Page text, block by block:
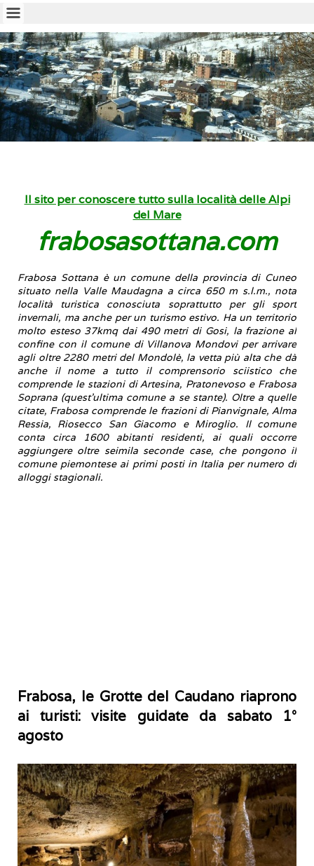
Il sito per conoscere tutto sulla località delle Alpi
del Mare
frabosasottana.com
Frabosa Sottanaè un comune della provincia di Cuneo
situato nella Valle Maudagna a circa 650 m s.l.m., nota
località turistica conosciuta soprattutto per gli sport
invernali, ma anche per un turismo estivo. Ha un territorio
molto esteso 37kmq dai 490 metri di Gosi, la frazione al
confine con il comune di Villanova Mondovi per arrivare
agli oltre 2280 metri del Mondolè, la vetta più alta che dà
anche il nome a tutto il comprensorio sciistico che
comprende le stazioni di Artesina, Pratonevoso e Frabosa
Soprana (quest'ultima comune a se stante). Oltre a quelle
citate, Frabosa comprende le frazioni di Pianvignale, Alma
Ressia, Riosecco San Giacomo e Miroglio. Il comune
conta circa 1600 abitanti residenti, ai quali occorre
aggiungere oltre seimila seconde case, che pongono il
comune piemontese ai primi posti in Italia per numero di
alloggi stagionali.
Frabosa, le Grotte del Caudano riaprono
ai turisti: visite guidate da sabato 1°
agosto